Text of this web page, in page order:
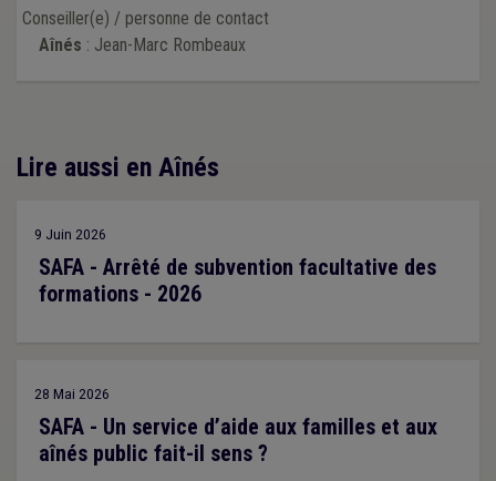
Conseiller(e) / personne de contact
Aînés : Jean-Marc Rombeaux
Lire aussi en Aînés
9 Juin 2026
SAFA - Arrêté de subvention facultative des
formations - 2026
28 Mai 2026
SAFA - Un service d’aide aux familles et aux
aînés public fait-il sens ?